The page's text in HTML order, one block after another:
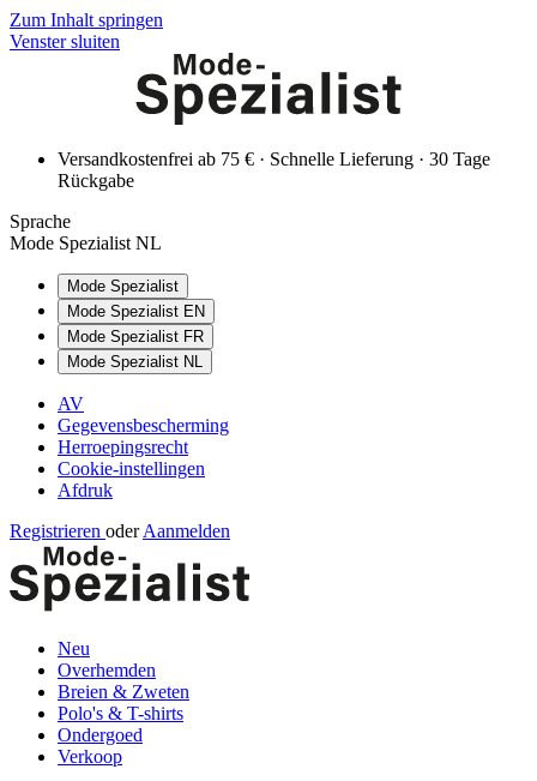
Zum Inhalt springen
Venster sluiten
Versandkostenfrei ab 75 € · Schnelle Lieferung · 30 Tage
Rückgabe
Sprache
Mode Spezialist NL
Mode Spezialist
Mode Spezialist EN
Mode Spezialist FR
Mode Spezialist NL
AV
Gegevensbescherming
Herroepingsrecht
Cookie-instellingen
Afdruk
Registrieren oder Aanmelden
Neu
Overhemden
Breien & Zweten
Polo's & T-shirts
Ondergoed
Verkoop